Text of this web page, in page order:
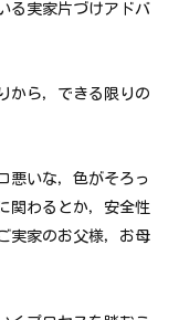
る実家片づけアドバ
から，できる限りの
悪いな，色がそろっ
関わるとか，安全性
実家のお父様，お母